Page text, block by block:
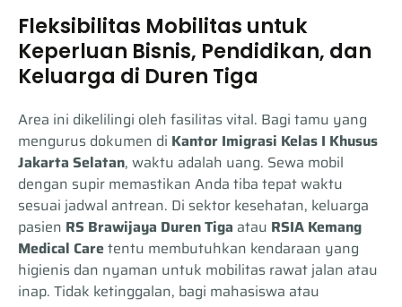
Fleksibilitas Mobilitas untuk
Keperluan Bisnis, Pendidikan, dan
Keluarga di Duren Tiga
Area ini dikelilingi oleh fasilitas vital. Bagi tamu yang
mengurus dokumen di Kantor Imigrasi Kelas I Khusus
Jakarta Selatan, waktu adalah uang. Sewa mobil
dengan supir memastikan Anda tiba tepat waktu
sesuai jadwal antrean. Di sektor kesehatan, keluarga
pasien RS Brawijaya Duren Tiga atau RSIA Kemang
Medical Caretentu membutuhkan kendaraan yang
higienis dan nyaman untuk mobilitas rawat jalan atau
inap. Tidak ketinggalan, bagi mahasiswa atau